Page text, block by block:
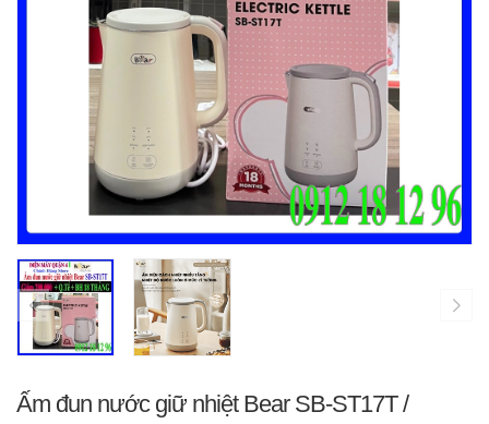
Ấm đun nước giữ nhiệt Bear SB-ST17T /